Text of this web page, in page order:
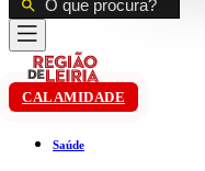
CALAMIDADE
Saúde